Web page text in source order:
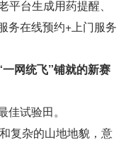
台生成用药提醒、
务在线预约+上门服务
网统飞”铺就的新赛
试验田。
复杂的山地地貌，意